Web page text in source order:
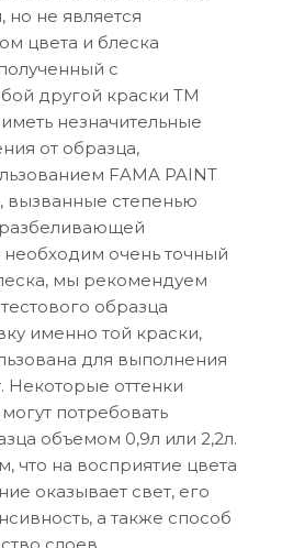
не является
цвета и блеска
с
другой краски ТМ
незначительные
от образца,
FAMA PAINT
вызванные степенью
очень точный
мы рекомендуем
образца
именно той краски,
для выполнения
Некоторые оттенки
потребовать
объемом 0,9л или 2,2л.
что на восприятие цвета
оказывает свет, его
а также способ